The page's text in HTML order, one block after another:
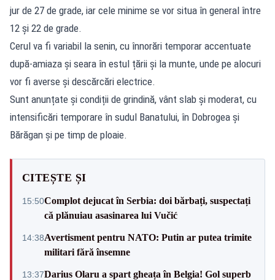
jur de 27 de grade, iar cele minime se vor situa în general între
12 și 22 de grade.
Cerul va fi variabil la senin, cu înnorări temporar accentuate
după-amiaza și seara în estul țării și la munte, unde pe alocuri
vor fi averse și descărcări electrice.
Sunt anunțate și condiții de grindină, vânt slab și moderat, cu
intensificări temporare în sudul Banatului, în Dobrogea și
Bărăgan și pe timp de ploaie.
CITEȘTE ȘI
15:50Complot dejucat în Serbia: doi bărbați, suspectați
că plănuiau asasinarea lui Vučić
14:38Avertisment pentru NATO: Putin ar putea trimite
militari fără însemne
13:37Darius Olaru a spart gheața în Belgia! Gol superb